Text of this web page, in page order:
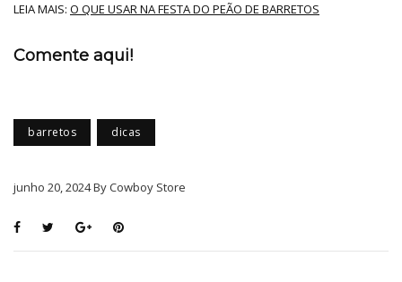
LEIA MAIS: O QUE USAR NA FESTA DO PEÃO DE BARRETOS
Comente aqui!
barretos dicas
junho 20, 2024 By Cowboy Store